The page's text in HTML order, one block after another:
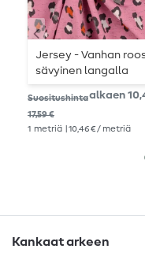
Jersey - Vanhan
sävyinen langalla
värjätty leokuvio
Suositushinta
17,59 €
alkaen
1 metriä | 10,46 € / metriä
Kankaat arkeen